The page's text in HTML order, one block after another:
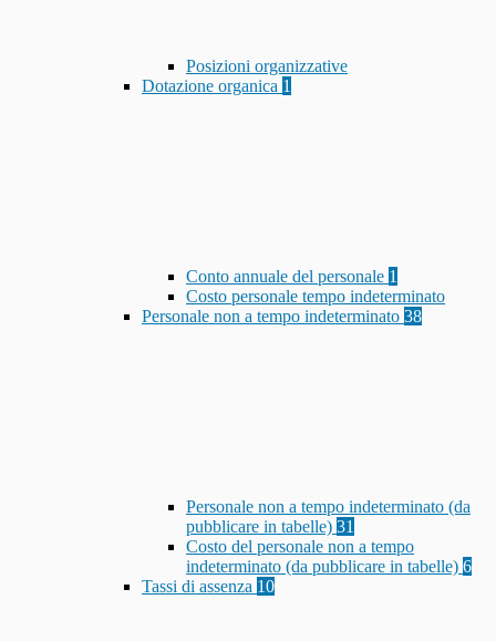
Posizioni organizzative
Dotazione organica 1
Conto annuale del personale 1
Costo personale tempo indeterminato
Personale non a tempo indeterminato 38
Personale non a tempo indeterminato (da
pubblicare in tabelle) 31
Costo del personale non a tempo
indeterminato (da pubblicare in tabelle) 6
Tassi di assenza 10